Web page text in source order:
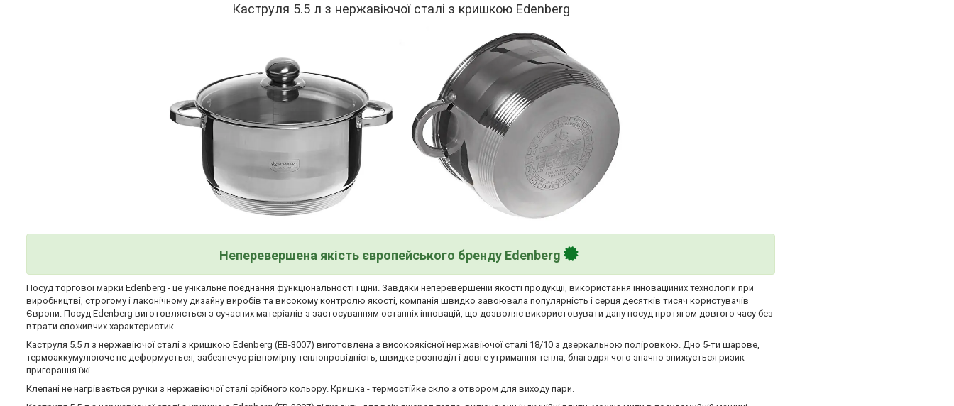
Каструля 5.5 л з нержавіючої сталі з кришкою Edenberg
Неперевершена якість європейського бренду Edenberg
Посуд торгової марки Edenberg - це унікальне поєднання функціональності і ціни. Завдяки неперевершеній якості продукції, використання інноваційних технологій при
виробництві, строгому і лаконічному дизайну виробів та високому контролю якості, компанія швидко завоювала популярність і серця десятків тисяч користувачів
Європи. Посуд Edenberg виготовляється з сучасних матеріалів з застосуванням останніх інновацій, що дозволяє використовувати дану посуд протягом довгого часу без
втрати споживчих характеристик.
Каструля 5.5 л з нержавіючої сталі з кришкою Edenberg (EB-3007) виготовлена з високоякісної нержавіючої сталі 18/10 з дзеркальною поліровкою. Дно 5-ти шарове,
термоаккумулююче не деформується, забезпечує рівномірну теплопровідність, швидке розподіл і довге утримання тепла, благодря чого значно знижується ризик
пригорання їжі.
Клепані не нагрівається ручки з нержавіючої сталі срібного кольору. Кришка - термостійке скло з отвором для виходу пари.